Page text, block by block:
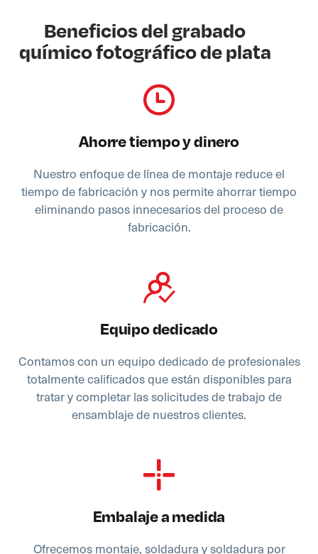
Beneficios del grabado
químico fotográfico de plata
Ahorre tiempo y dinero
Nuestro enfoque de línea de montaje reduce el
tiempo de fabricación y nos permite ahorrar tiempo
eliminando pasos innecesarios del proceso de
fabricación.
Equipo dedicado
Contamos con un equipo dedicado de profesionales
totalmente calificados que están disponibles para
tratar y completar las solicitudes de trabajo de
ensamblaje de nuestros clientes.
Embalaje a medida
Ofrecemos montaje, soldadura y soldadura por